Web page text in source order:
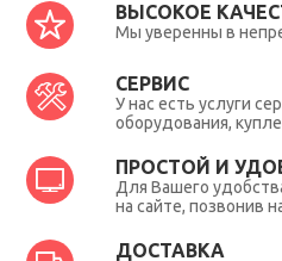
ВЫСОКОЕ
Мы уверенны в
СЕРВИС
У нас есть услуги
оборудования,
ПРОСТОЙ И
Для Вашего
на сайте, позвонив
ДОСТАВКА